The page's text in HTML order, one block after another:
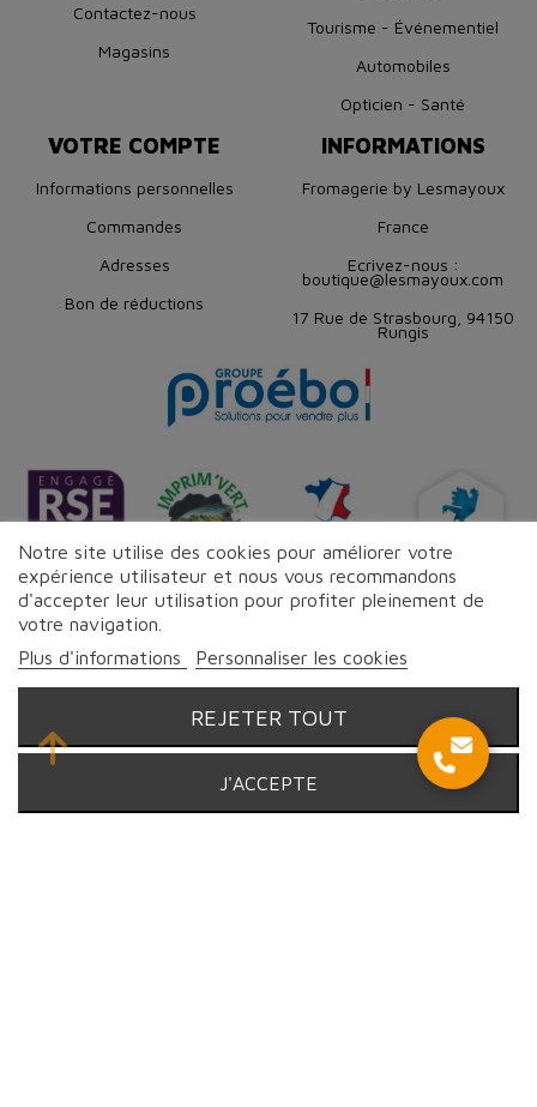
Contactez-nous
Magasins
Tourisme - Événementiel
Automobiles
Opticien - Santé
VOTRE COMPTE
Informations personnelles
Commandes
Adresses
Bon de réductions
INFORMATIONS
Fromagerie by Lesmayoux
France
Ecrivez-nous :
boutique@lesmayoux.com
17 Rue de Strasbourg, 94150
Rungis
Notre site utilise des cookies pour améliorer votre
expérience utilisateur et nous vous recommandons
d'accepter leur utilisation pour profiter pleinement de
votre navigation.
Plus d'informations
Personnaliser les cookies
REJETER TOUT
J'ACCEPTE
© Proebo - Fromagerie by Lesmayoux - 2026 | Tous droits